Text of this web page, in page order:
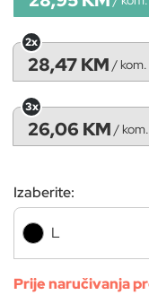
2x
28,47 KM / kom.
3x
26,06 KM / kom.
Izaberite:
L
Prije naručivanja